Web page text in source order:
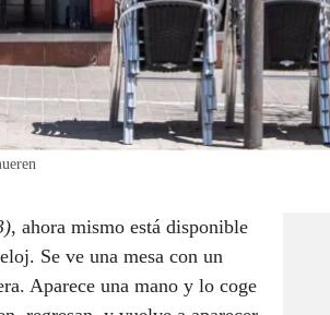
, ahora mismo está disponible
Se ve una mesa con un
Aparece una mano y lo coge